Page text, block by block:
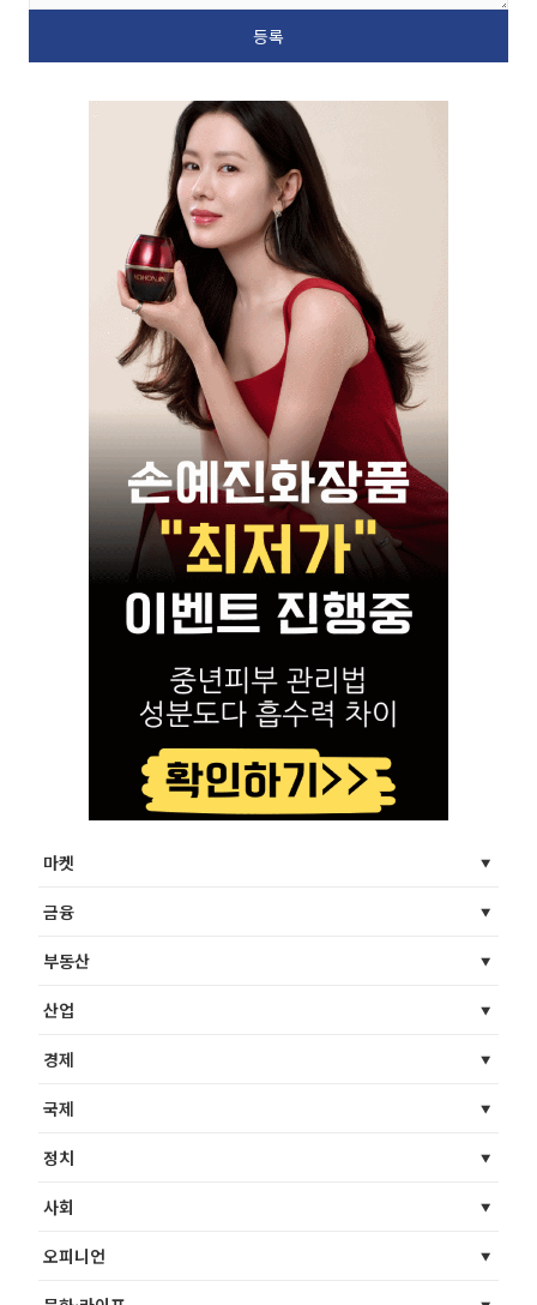
마켓
금융
부동산
산업
경제
국제
정치
사회
오피니언